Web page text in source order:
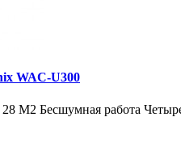
WAC-U300
М2 Бесшумная работа